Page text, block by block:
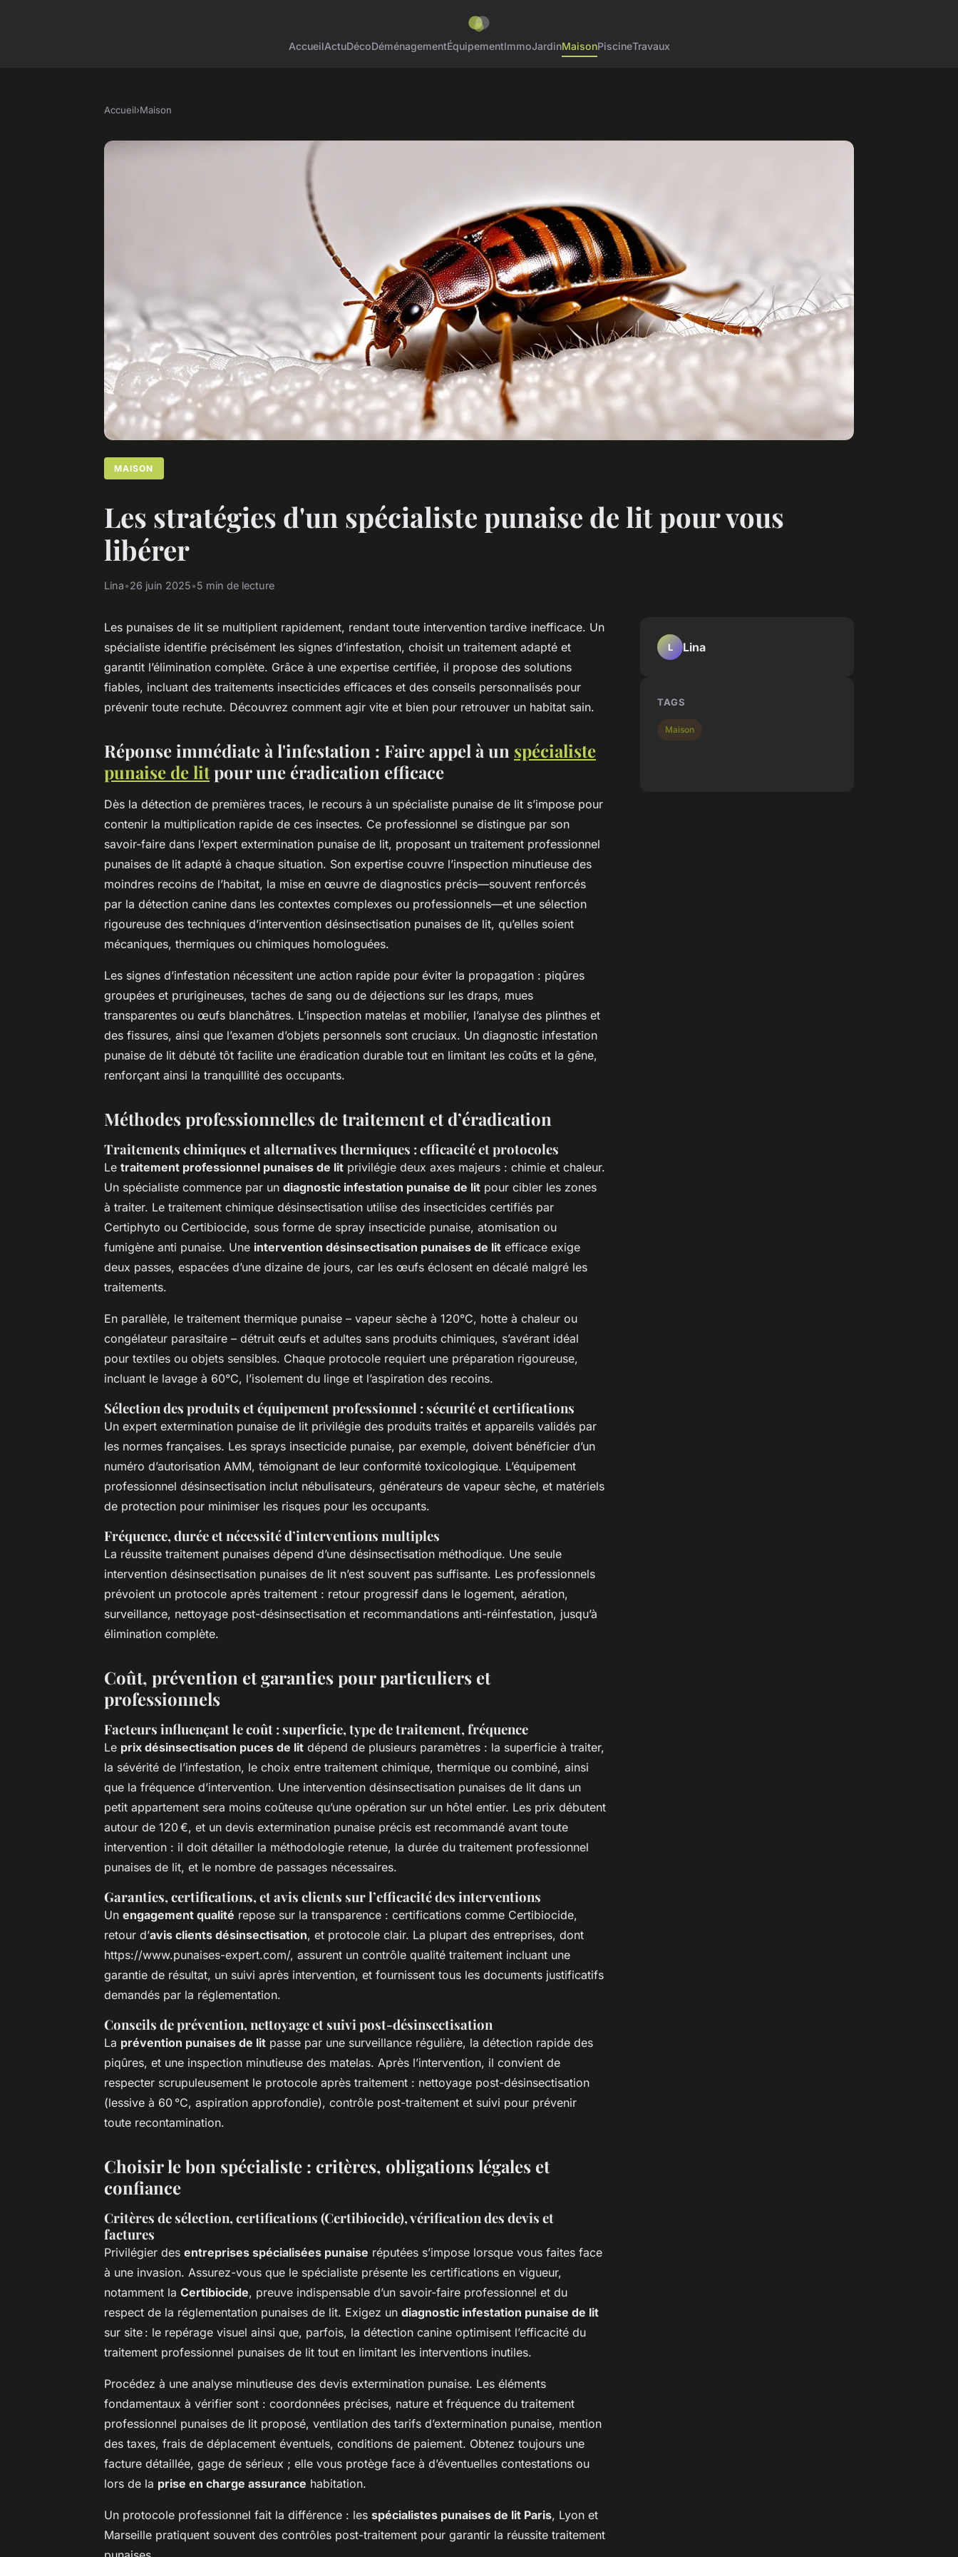
AccueilActuDécoDéménagementÉquipementImmoJardinMaisonPiscineTravaux
Accueil›Maison
MAISON
Les stratégies d'un spécialiste punaise de lit pour vous
libérer
Lina•26 juin 2025•5 min de lecture
Les punaises de lit se multiplient rapidement, rendant toute intervention tardive inefficace. Un
spécialiste identifie précisément les signes d’infestation, choisit un traitement adapté et
garantit l’élimination complète. Grâce à une expertise certifiée, il propose des solutions
fiables, incluant des traitements insecticides efficaces et des conseils personnalisés pour
prévenir toute rechute. Découvrez comment agir vite et bien pour retrouver un habitat sain.
Réponse immédiate à l'infestation : Faire appel à un spécialiste
punaise de litpour une éradication efficace
Dès la détection de premières traces, le recours à un spécialiste punaise de lit s’impose pour
contenir la multiplication rapide de ces insectes. Ce professionnel se distingue par son
savoir-faire dans l’expert extermination punaise de lit, proposant un traitement professionnel
punaises de lit adapté à chaque situation. Son expertise couvre l’inspection minutieuse des
moindres recoins de l’habitat, la mise en œuvre de diagnostics précis—souvent renforcés
par la détection canine dans les contextes complexes ou professionnels—et une sélection
rigoureuse des techniques d’intervention désinsectisation punaises de lit, qu’elles soient
mécaniques, thermiques ou chimiques homologuées.
Les signes d’infestation nécessitent une action rapide pour éviter la propagation : piqûres
groupées et prurigineuses, taches de sang ou de déjections sur les draps, mues
transparentes ou œufs blanchâtres. L’inspection matelas et mobilier, l’analyse des plinthes et
des fissures, ainsi que l’examen d’objets personnels sont cruciaux. Un diagnostic infestation
punaise de lit débuté tôt facilite une éradication durable tout en limitant les coûts et la gêne,
renforçant ainsi la tranquillité des occupants.
Méthodes professionnelles de traitement et d’éradication
Traitements chimiques et alternatives thermiques : efficacité et protocoles
Le traitement professionnel punaises de lit privilégie deux axes majeurs : chimie et chaleur.
Un spécialiste commence par un diagnostic infestation punaise de lit pour cibler les zones
à traiter. Le traitement chimique désinsectisation utilise des insecticides certifiés par
Certiphyto ou Certibiocide, sous forme de spray insecticide punaise, atomisation ou
fumigène anti punaise. Une intervention désinsectisation punaises de lit efficace exige
deux passes, espacées d’une dizaine de jours, car les œufs éclosent en décalé malgré les
traitements.
En parallèle, le traitement thermique punaise – vapeur sèche à 120°C, hotte à chaleur ou
congélateur parasitaire – détruit œufs et adultes sans produits chimiques, s’avérant idéal
pour textiles ou objets sensibles. Chaque protocole requiert une préparation rigoureuse,
incluant le lavage à 60°C, l’isolement du linge et l’aspiration des recoins.
Sélection des produits et équipement professionnel : sécurité et certifications
Un expert extermination punaise de lit privilégie des produits traités et appareils validés par
les normes françaises. Les sprays insecticide punaise, par exemple, doivent bénéficier d’un
numéro d’autorisation AMM, témoignant de leur conformité toxicologique. L’équipement
professionnel désinsectisation inclut nébulisateurs, générateurs de vapeur sèche, et matériels
de protection pour minimiser les risques pour les occupants.
Fréquence, durée et nécessité d’interventions multiples
La réussite traitement punaises dépend d’une désinsectisation méthodique. Une seule
intervention désinsectisation punaises de lit n’est souvent pas suffisante. Les professionnels
prévoient un protocole après traitement : retour progressif dans le logement, aération,
surveillance, nettoyage post-désinsectisation et recommandations anti-réinfestation, jusqu’à
élimination complète.
Coût, prévention et garanties pour particuliers et
professionnels
Facteurs influençant le coût : superficie, type de traitement, fréquence
Le prix désinsectisation puces de lit dépend de plusieurs paramètres : la superficie à traiter,
la sévérité de l’infestation, le choix entre traitement chimique, thermique ou combiné, ainsi
que la fréquence d’intervention. Une intervention désinsectisation punaises de lit dans un
petit appartement sera moins coûteuse qu’une opération sur un hôtel entier. Les prix débutent
autour de 120 €, et un devis extermination punaise précis est recommandé avant toute
intervention : il doit détailler la méthodologie retenue, la durée du traitement professionnel
punaises de lit, et le nombre de passages nécessaires.
Garanties, certifications, et avis clients sur l’efficacité des interventions
Un engagement qualité repose sur la transparence : certifications comme Certibiocide,
retour d’avis clients désinsectisation, et protocole clair. La plupart des entreprises, dont
https://www.punaises-expert.com/, assurent un contrôle qualité traitement incluant une
garantie de résultat, un suivi après intervention, et fournissent tous les documents justificatifs
demandés par la réglementation.
Conseils de prévention, nettoyage et suivi post-désinsectisation
La prévention punaises de lit passe par une surveillance régulière, la détection rapide des
piqûres, et une inspection minutieuse des matelas. Après l’intervention, il convient de
respecter scrupuleusement le protocole après traitement : nettoyage post-désinsectisation
(lessive à 60 °C, aspiration approfondie), contrôle post-traitement et suivi pour prévenir
toute recontamination.
Choisir le bon spécialiste : critères, obligations légales et
confiance
Critères de sélection, certifications (Certibiocide), vérification des devis et
factures
Privilégier des entreprises spécialisées punaise réputées s’impose lorsque vous faites face
à une invasion. Assurez-vous que le spécialiste présente les certifications en vigueur,
notamment la Certibiocide, preuve indispensable d’un savoir-faire professionnel et du
respect de la réglementation punaises de lit. Exigez un diagnostic infestation punaise de lit
sur site : le repérage visuel ainsi que, parfois, la détection canine optimisent l’efficacité du
traitement professionnel punaises de lit tout en limitant les interventions inutiles.
Procédez à une analyse minutieuse des devis extermination punaise. Les éléments
fondamentaux à vérifier sont : coordonnées précises, nature et fréquence du traitement
professionnel punaises de lit proposé, ventilation des tarifs d’extermination punaise, mention
des taxes, frais de déplacement éventuels, conditions de paiement. Obtenez toujours une
facture détaillée, gage de sérieux ; elle vous protège face à d’éventuelles contestations ou
lors de la prise en charge assurance habitation.
Un protocole professionnel fait la différence : les spécialistes punaises de lit Paris, Lyon et
Marseille pratiquent souvent des contrôles post-traitement pour garantir la réussite traitement
L Lina
TAGS
Maison